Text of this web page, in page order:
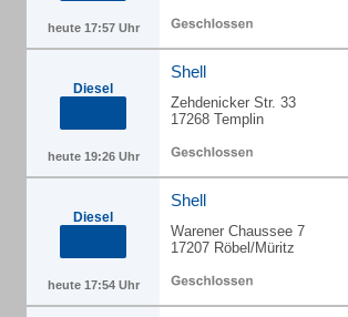
heute 17:57 Uhr
Diesel
heute 19:26 Uhr
Shell
Zehdenicker Str. 33
17268 Templin
Diesel
heute 17:54 Uhr
Shell
Warener Chaussee 7
17207 Röbel/Müritz